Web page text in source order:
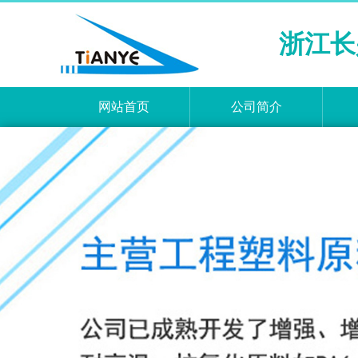
浙江
网站首页 公司简介